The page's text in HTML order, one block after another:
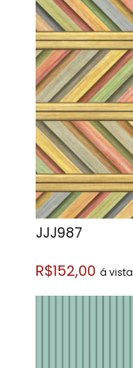
JJJ987
R$152,00 á vista